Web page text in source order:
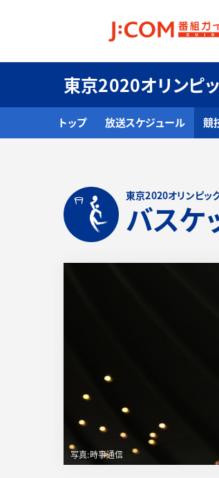
東京2020オリンピ
トップ 放送スケジュール 競
東京2020オリンピッ
バスケ